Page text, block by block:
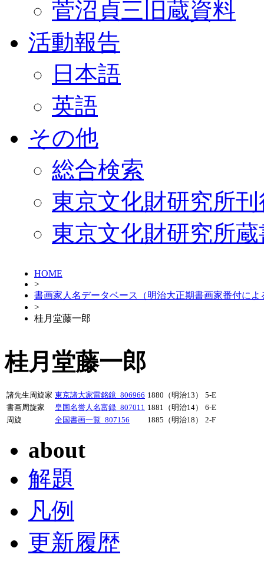
菅沼貞三旧蔵資料
活動報告
日本語
英語
その他
総合検索
東京文化財研究所
東京文化財研究所
HOME
>
書画家人名データベース（明治大正期書画家番付によ
>
桂月堂藤一郎
桂月堂藤一郎
諸先生周旋家 東京諸大家雷銘鏡_806966 1880（明治13）
5-E
書画周旋家
皇国名誉人名富録_807011 1881（明治14）
6-E
周旋
全国書画一覧_807156 1885（明治18） 2-F
about
解題
凡例
更新履歴